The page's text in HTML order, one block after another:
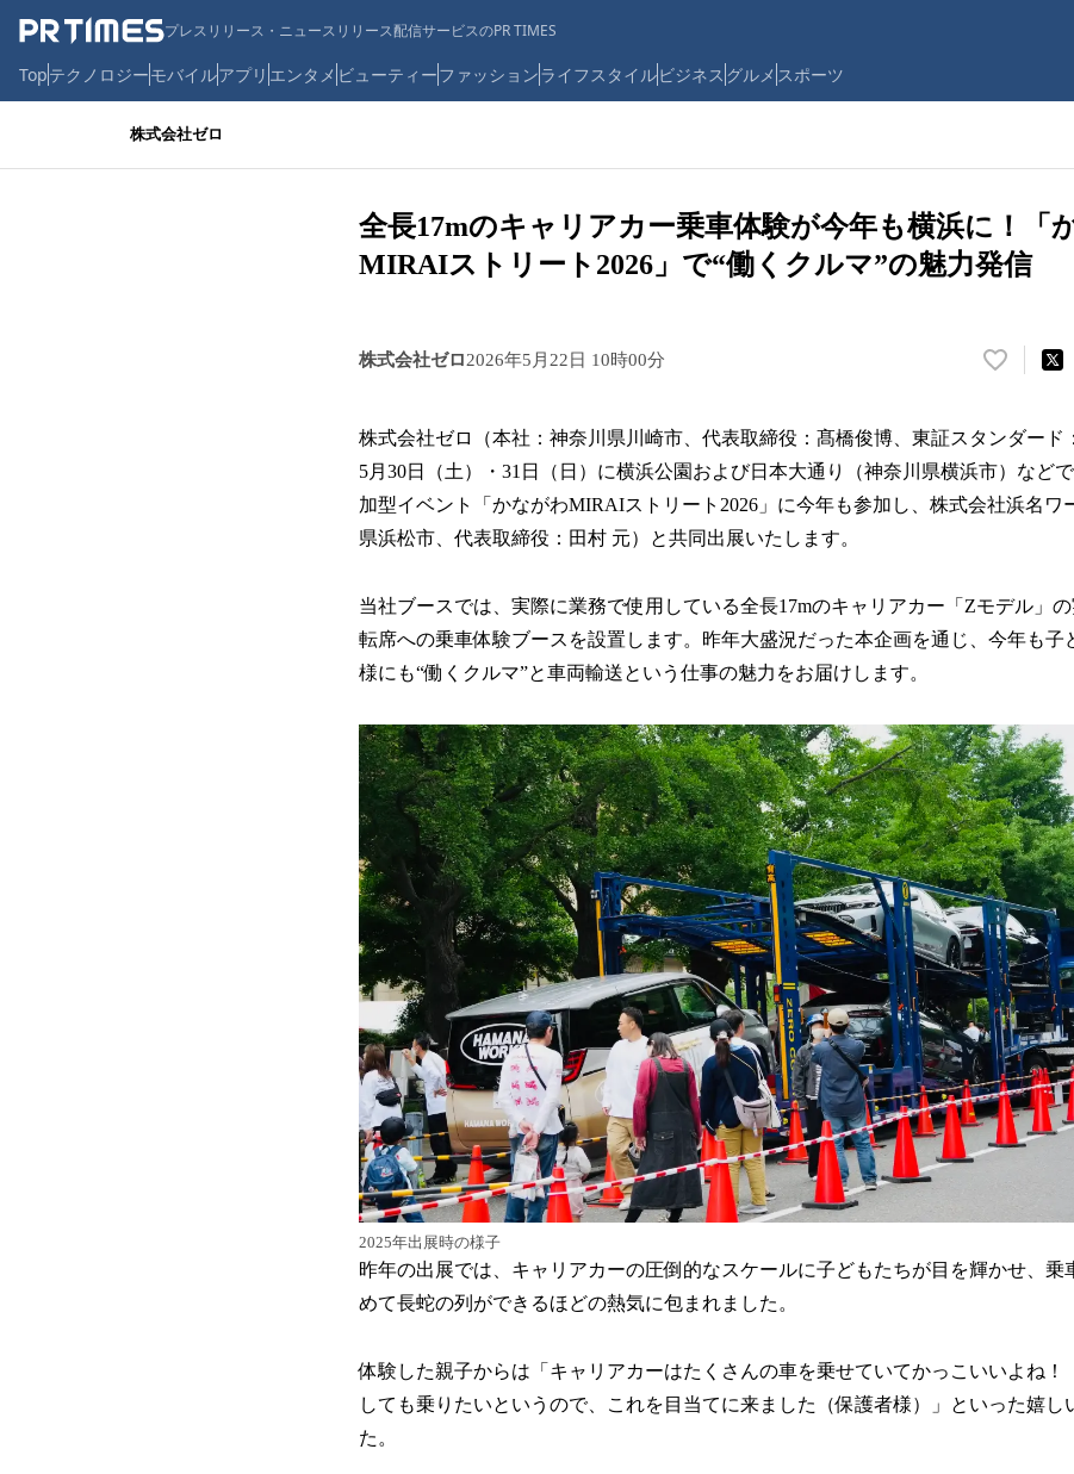
プレスリリース・ニュースリリース配信サービスのPR TIMES
Topテクノロジーモバイルアプリ エンタメ ビューティーファッションライフスタイルビジネス グルメ スポーツ
株式会社ゼロ
全長17mのキャリアカー乗車体験が今年も横浜に！「
MIRAIストリート2026」で“働くクルマ”の魅力発信
株式会社ゼロ2026年5月22日 10時00分
い
！
数
を
読
み
中
で
株式会社ゼロ（本社：神奈川県川崎市、代表取締役：髙橋俊博、東証スタンダード
5月30日（土）・31日（日）に横浜公園および日本大通り（神奈川県横浜市）など
加型イベント「かながわMIRAIストリート2026」に今年も参加し、株式会社浜名ワ
県浜松市、代表取締役：田村 元）と共同出展いたします。
当社ブースでは、実際に業務で使用している全長17mのキャリアカー「Zモデル」
転席への乗車体験ブースを設置します。昨年大盛況だった本企画を通じ、今年も子
様にも“働くクルマ”と車両輸送という仕事の魅力をお届けします。
2025年出展時の様子
昨年の出展では、キャリアカーの圧倒的なスケールに子どもたちが目を輝かせ、乗
めて長蛇の列ができるほどの熱気に包まれました。
体験した親子からは「キャリアカーはたくさんの車を乗せていてかっこいいよね！
しても乗りたいというので、これを目当てに来ました（保護者様）」といった嬉し
た。